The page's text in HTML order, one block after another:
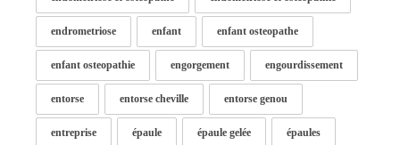
endrometriose enfant enfant osteopathe
enfant osteopathie engorgement engourdissement
entorse entorse cheville entorse genou
entreprise épaule épaule gelée épaules